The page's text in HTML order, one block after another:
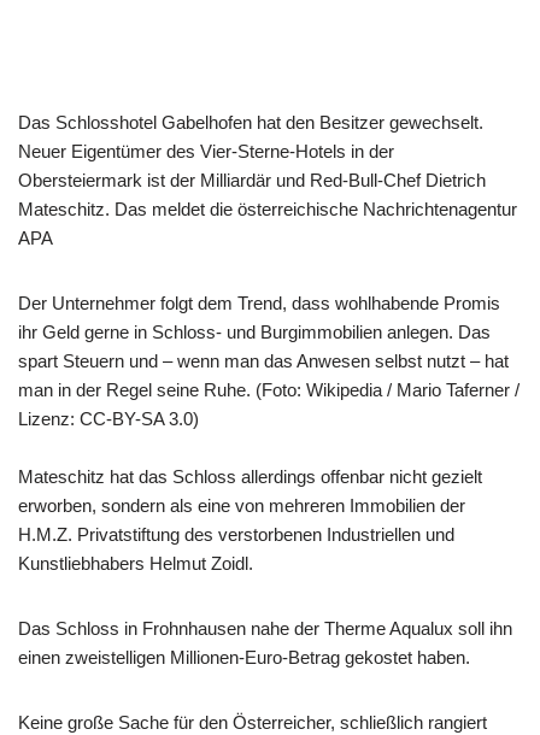
Das Schlosshotel Gabelhofen hat den Besitzer gewechselt.
Neuer Eigentümer des Vier-Sterne-Hotels in der
Obersteiermark ist der Milliardär und Red-Bull-Chef Dietrich
Mateschitz. Das meldet die österreichische Nachrichtenagentur
APA
Der Unternehmer folgt dem Trend, dass wohlhabende Promis
ihr Geld gerne in Schloss- und Burgimmobilien anlegen. Das
spart Steuern und – wenn man das Anwesen selbst nutzt – hat
man in der Regel seine Ruhe. (Foto: Wikipedia / Mario Taferner /
Lizenz: CC-BY-SA 3.0)
Mateschitz hat das Schloss allerdings offenbar nicht gezielt
erworben, sondern als eine von mehreren Immobilien der
H.M.Z. Privatstiftung des verstorbenen Industriellen und
Kunstliebhabers Helmut Zoidl.
Das Schloss in Frohnhausen nahe der Therme Aqualux soll ihn
einen zweistelligen Millionen-Euro-Betrag gekostet haben.
Keine große Sache für den Österreicher, schließlich rangiert